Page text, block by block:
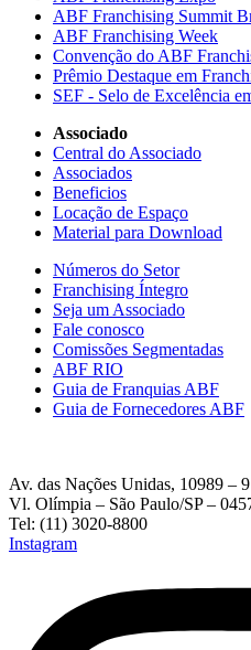
ABF Franchising Summit
ABF Franchising Week
Convenção do ABF
Prêmio Destaque em
SEF - Selo de Excelência
Associado
Central do Associado
Associados
Beneficios
Locação de Espaço
Material para Download
Números do Setor
Franchising Íntegro
Seja um Associado
Fale conosco
Comissões Segmentadas
ABF RIO
Guia de Franquias ABF
Guia de Fornecedores ABF
Av. das Nações Unidas, 10989 – 9
Vl. Olímpia – São Paulo/SP –
Tel: (11) 3020-8800
Instagram